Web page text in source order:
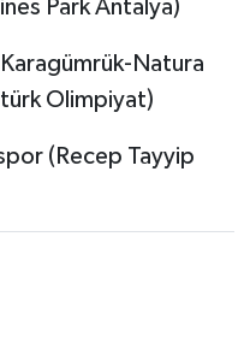
Park Antalya)
Natura
Olimpiyat)
(Recep Tayyip